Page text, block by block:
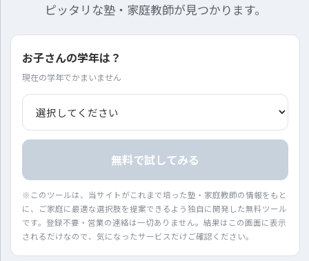
ピッタリな塾・家庭教師が見つかります。
お子さんの学年は？
現在の学年でかまいません
無料で試してみる
※このツールは、当サイトがこれまで培った塾・家庭教師の情報をもと
に、ご家庭に最適な選択肢を提案できるよう独自に開発した無料ツール
です。登録不要・営業の連絡は一切ありません。結果はこの画面に表示
されるだけなので、気になったサービスだけご確認ください。